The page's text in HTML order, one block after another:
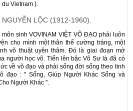
du Vietnam ).
LỘC (1912-1960).
sinh VOVINAM VIỆT VÕ ÐẠO phải luôn
cho mình một thân thể cường tráng, một
võ thuật uyên thâm. Đó là giai đoạn mở
người học võ. Tiến lên bậc Võ Sư là đã có
về võ đạo và phải sống đời sống theo tinh
đạo : '' Sống, Giúp Người Khác Sống và
Người Khác ''.